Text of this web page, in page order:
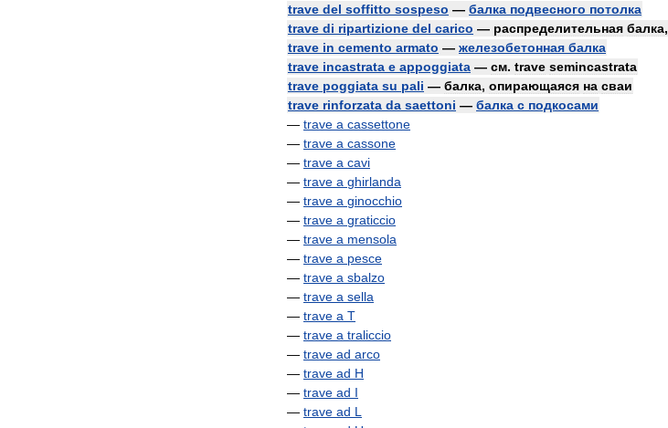
trave del soffitto sospeso — балка подвесного потолка
trave di ripartizione del carico — распределительная балка,
trave in cemento armato — железобетонная балка
trave incastrata e appoggiata — см. trave semincastrata
trave poggiata su pali — балка, опирающаяся на сваи
trave rinforzata da saettoni — балка с подкосами
— trave a cassettone
— trave a cassone
— trave a cavi
— trave a ghirlanda
— trave a ginocchio
— trave a graticcio
— trave a mensola
— trave a pesce
— trave a sbalzo
— trave a sella
— trave a T
— trave a traliccio
— trave ad arco
— trave ad H
— trave ad I
— trave ad L